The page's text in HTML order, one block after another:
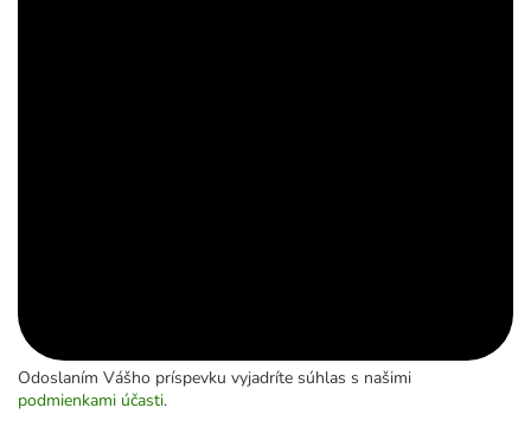
Odoslaním Vášho príspevku vyjadríte súhlas s našimi
podmienkami účasti.